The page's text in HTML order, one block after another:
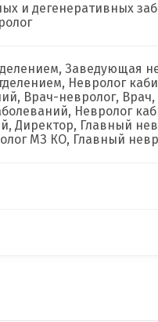
и дегенеративных
Заведующая
Невролог
Врач-невролог,
Невролог
Директор, Главный
МЗ КО, Главный